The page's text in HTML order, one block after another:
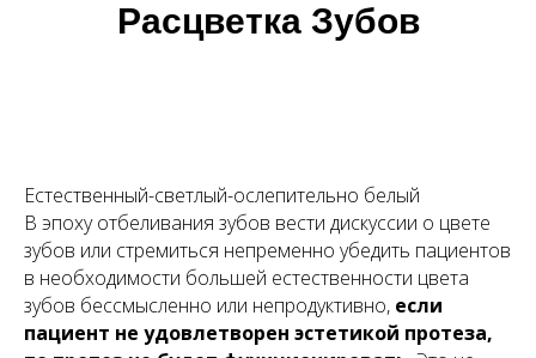
Расцветка Зубов
Естественный-светлый-ослепительно белый
В эпоху отбеливания зубов вести дискуссии о цвете
зубов или стремиться непременно убедить пациентов
в необходимости большей естественности цвета
зубов бессмысленно или непродуктивно, если
пациент не удовлетворен эстетикой протеза,